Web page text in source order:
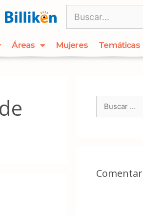
Áreas Mujeres Temáticas